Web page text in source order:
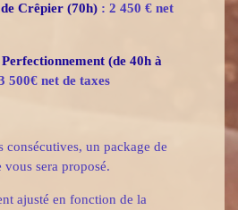
Crêpier (70h) : 2 450 € net
(de 40h à
500€ net de taxes
consécutives, un package de
sera proposé.
ajusté en fonction de la